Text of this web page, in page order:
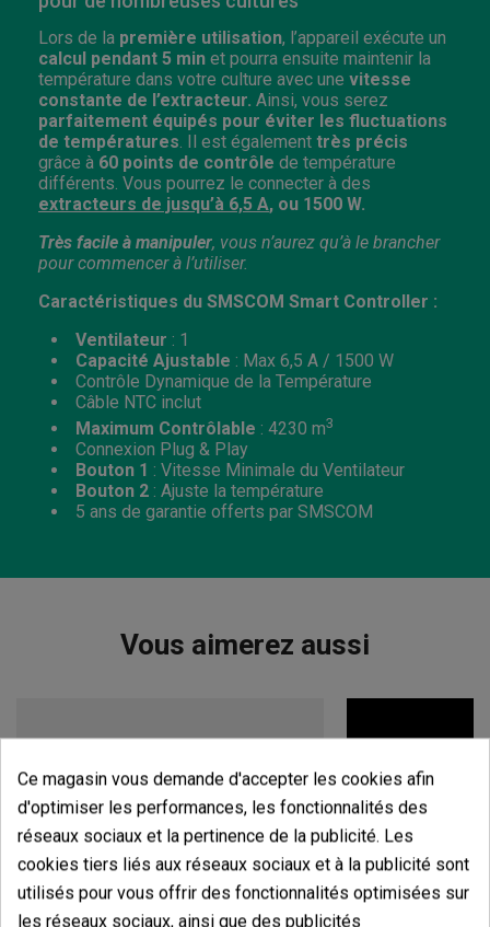
Lors de la première utilisation, l’appareil exécute un
calcul pendant 5 min et pourra ensuite maintenir la
température dans votre culture avec une vitesse
constante de l’extracteur. Ainsi, vous serez
parfaitement équipés pour éviter les fluctuations
de températures . Il est également très précis
grâce à 60 points de contrôle de température
différents. Vous pourrez le connecter à des
extracteurs de jusqu’à 6,5 A, ou 1500 W.
Très facile à manipuler, vous n’aurez qu’à le brancher
pour commencer à l’utiliser.
Caractéristiques du SMSCOM Smart Controller :
Ventilateur : 1
Capacité Ajustable : Max 6,5 A / 1500 W
Contrôle Dynamique de la Température
Câble NTC inclut
Maximum Contrôlable : 4230 m3
Connexion Plug & Play
Bouton 1 : Vitesse Minimale du Ventilateur
Bouton 2 : Ajuste la température
5 ans de garantie offerts par SMSCOM
Vous aimerez aussi
Ce magasin vous demande d'accepter les cookies afin
d'optimiser les performances, les fonctionnalités des
réseaux sociaux et la pertinence de la publicité. Les
cookies tiers liés aux réseaux sociaux et à la publicité sont
utilisés pour vous offrir des fonctionnalités optimisées sur
les réseaux sociaux, ainsi que des publicités